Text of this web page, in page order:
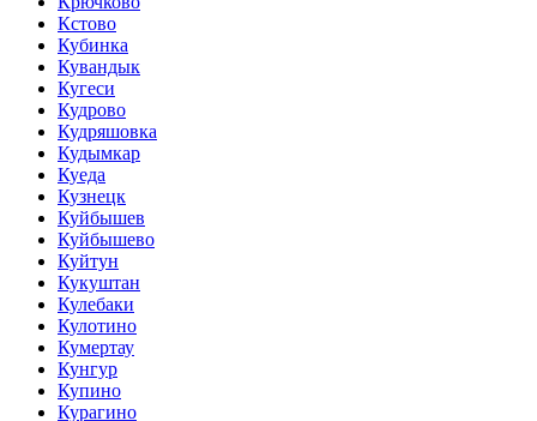
Кстово
Кубинка
Кувандык
Кугеси
Кудрово
Кудряшовка
Кудымкар
Куеда
Кузнецк
Куйбышев
Куйбышево
Куйтун
Кукуштан
Кулебаки
Кулотино
Кумертау
Кунгур
Купино
Курагино